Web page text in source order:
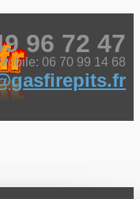
96 72 47
06 70 99 14 68